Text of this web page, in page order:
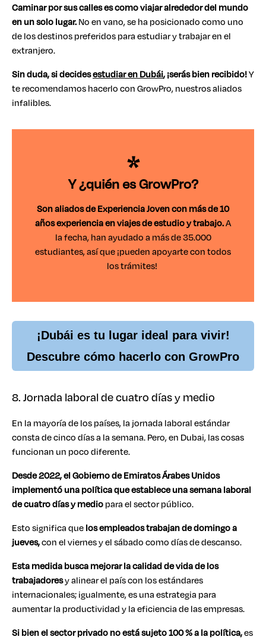
Caminar por sus calles es como viajar alrededor del mundo
en un solo lugar.No en vano, se ha posicionado como uno
de los destinos preferidos para estudiar y trabajar en el
extranjero.
Sin duda, si decidesestudiar en Dubái, ¡serás bien recibido!Y
te recomendamos hacerlo con GrowPro, nuestros aliados
infalibles.
Y ¿quién es GrowPro?
Son aliados de Experiencia Joven con más de 10
años experiencia en viajes de estudio y trabajo.A
la fecha, han ayudado a más de 35.000
estudiantes, así que ¡pueden apoyarte con todos
los trámites!
¡Dubái es tu lugar ideal para vivir!
Descubre cómo hacerlo con GrowPro
8. Jornada laboral de cuatro días y medio
En la mayoría de los países, la jornada laboral estándar
consta de cinco días a la semana. Pero, en Dubai, las cosas
funcionan un poco diferente.
Desde 2022, el Gobierno de Emiratos Árabes Unidos
implementó una política que establece una semana laboral
de cuatro días y mediopara el sector público.
Esto significa quelos empleados trabajan de domingo a
jueves,con el viernes y el sábado como días de descanso.
Esta medida busca mejorar la calidad de vida de los
trabajadoresy alinear el país con los estándares
internacionales; igualmente, es una estrategia para
aumentar la productividad y la eficiencia de las empresas.
Si bien el sector privado no está sujeto 100 % a la política,es